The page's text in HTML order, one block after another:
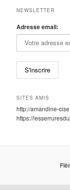
NEWSLETTER
Adresse email:
SITES AMIS
http://amandine-
https://